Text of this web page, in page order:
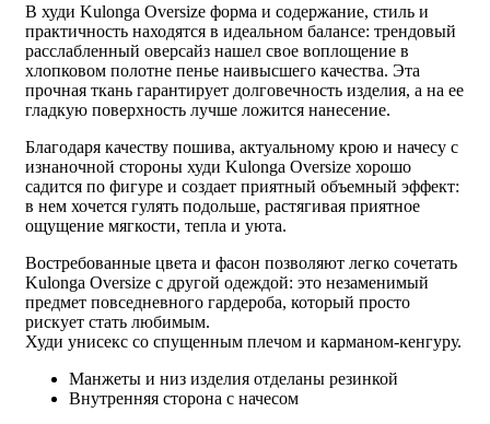
В худи Kulonga Oversize форма и содержание, стиль и
практичность находятся в идеальном балансе: трендовый
расслабленный оверсайз нашел свое воплощение в
хлопковом полотне пенье наивысшего качества. Эта
прочная ткань гарантирует долговечность изделия, а на ее
гладкую поверхность лучше ложится нанесение.
Благодаря качеству пошива, актуальному крою и начесу с
изнаночной стороны худи Kulonga Oversize хорошо
садится по фигуре и создает приятный объемный эффект:
в нем хочется гулять подольше, растягивая приятное
ощущение мягкости, тепла и уюта.
Востребованные цвета и фасон позволяют легко сочетать
Kulonga Oversize c другой одеждой: это незаменимый
предмет повседневного гардероба, который просто
рискует стать любимым.
Худи унисекс со спущенным плечом и карманом-кенгуру.
Манжеты и низ изделия отделаны резинкой
Внутренняя сторона с начесом